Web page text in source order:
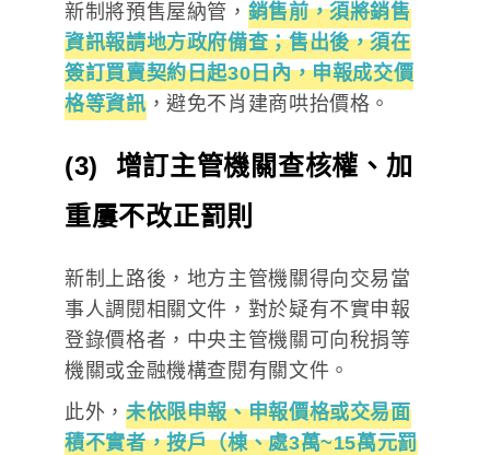
新制將預售屋納管， 銷售前，須將銷售
資訊報請地方政府備查；售出後，須在
簽訂買賣契約日起30日內，申報成交價
格等資訊，避免不肖建商哄抬價格。
(3) 增訂主管機關查核權、加
重屢不改正罰則
新制上路後，地方主管機關得向交易當
事人調閱相關文件，對於疑有不實申報
登錄價格者，中央主管機關可向稅捐等
機關或金融機構查閱有關文件。
此外， 未依限申報、申報價格或交易面
積不實者，按戶（棟、處3萬~15萬元罰